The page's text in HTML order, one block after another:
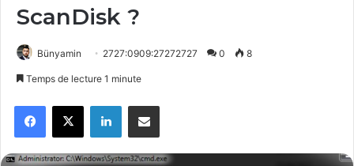
ScanDisk ?
Bünyamin 2727:0909:27272727 0 8
Temps de lecture 1 minute
Facebook
X LinkedinPartager par email